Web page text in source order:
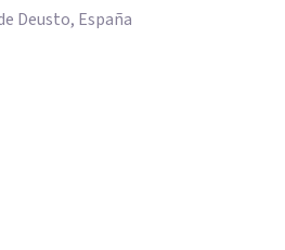
Deusto, España